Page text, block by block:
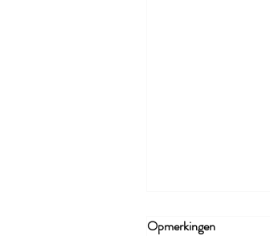
Opmerkingen